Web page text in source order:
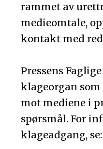
rammet av
medieomtale,
kontakt med
Pressens
klageorgan
mot mediene i
spørsmål. For
klageadgang,